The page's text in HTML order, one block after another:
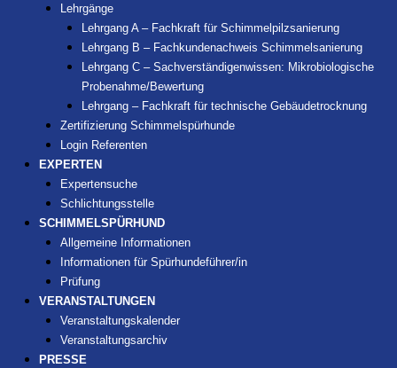
Lehrgänge
Lehrgang A – Fachkraft für Schimmelpilzsanierung
Lehrgang B – Fachkundenachweis Schimmelsanierung
Lehrgang C – Sachverständigenwissen: Mikrobiologische
Probenahme/Bewertung
Lehrgang – Fachkraft für technische Gebäudetrocknung
Zertifizierung Schimmelspürhunde
Login Referenten
EXPERTEN
Expertensuche
Schlichtungsstelle
SCHIMMELSPÜRHUND
Allgemeine Informationen
Informationen für Spürhundeführer/in
Prüfung
VERANSTALTUNGEN
Veranstaltungskalender
Veranstaltungsarchiv
PRESSE